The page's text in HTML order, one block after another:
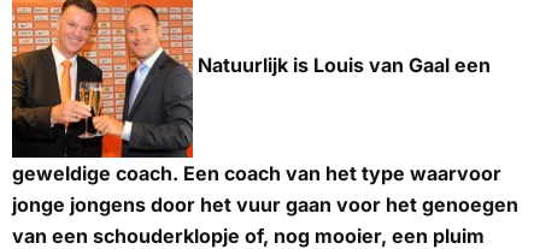
Natuurlijk is Louis van Gaal een
geweldige coach. Een coach van het type waarvoor
jonge jongens door het vuur gaan voor het genoegen
van een schouderklopje of, nog mooier, een pluim